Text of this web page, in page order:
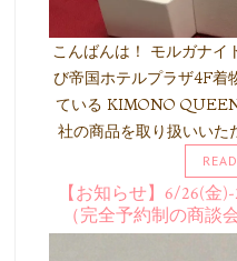
こんばんは！ モルガナイ
び帝国ホテルプラザ4F着
ている KIMONO
社の商品を取り扱いい
【お知らせ】6/26(金
（完全予約制の商談